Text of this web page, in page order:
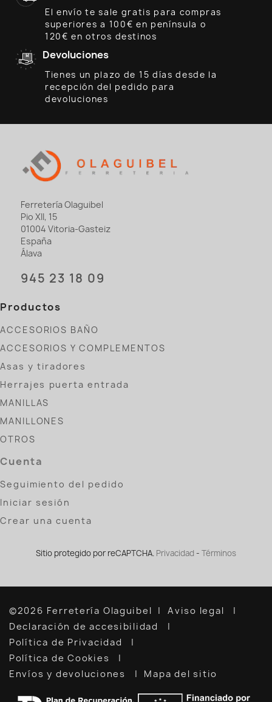
El envío te sale gratis para compras
superiores a 100€ en península o
120€ en otros destinos
Devoluciones
Tienes un plazo de 15 días desde la
recepción del pedido para
devoluciones
Ferretería Olaguibel
Pio XII, 15
01004 Vitoria-Gasteiz
España
Álava
945 23 18 09
Productos
ACCESORIOS BAÑO
ACCESORIOS Y COMPLEMENTOS
Asas y tiradores
Herrajes puerta entrada
MANILLAS
MANILLONES
OTROS
Cuenta
Seguimiento del pedido
Iniciar sesión
Crear una cuenta
Sitio protegido por reCAPTCHA. Privacidad - Términos
©2026 Ferretería Olaguibel
Aviso legal
Declaración de accesibilidad
Política de Privacidad
Política de Cookies
Envíos y devoluciones
Mapa del sitio